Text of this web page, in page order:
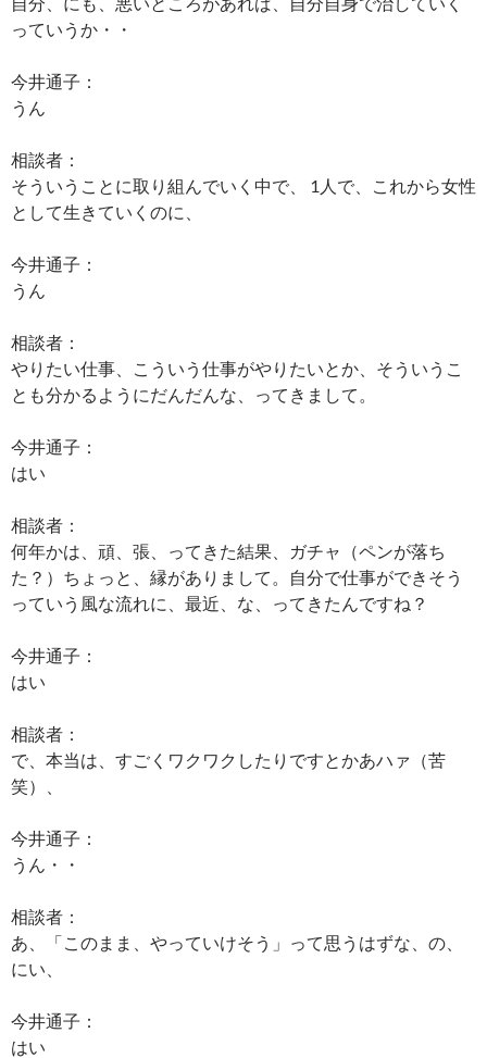
っていうか・・
今井通子：
うん
相談者：
そういうことに取り組んでいく中で、 1人で、これから女性
として生きていくのに、
今井通子：
うん
相談者：
やりたい仕事、こういう仕事がやりたいとか、そういうこ
とも分かるようにだんだんな、ってきまして。
今井通子：
はい
相談者：
何年かは、頑、張、ってきた結果、ガチャ（ペンが落ち
た？）ちょっと、縁がありまして。自分で仕事ができそう
っていう風な流れに、最近、な、ってきたんですね？
今井通子：
はい
相談者：
で、本当は、すごくワクワクしたりですとかあハァ（苦
笑）、
今井通子：
うん・・
相談者：
あ、「このまま、やっていけそう」って思うはずな、の、
にい、
今井通子：
はい